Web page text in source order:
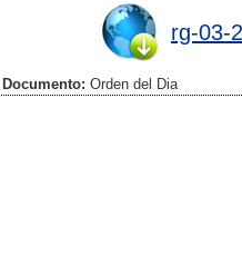
rg-03-
Orden del Dia